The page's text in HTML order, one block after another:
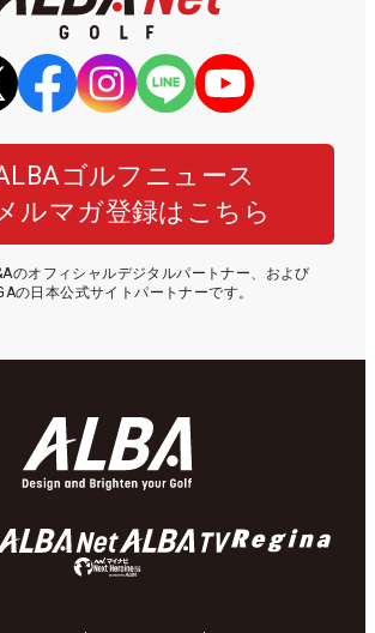
ゴルフニュース
ルマガ登録はこちら
のオフィシャルデジタルパートナー、および
の日本公式サイトパートナーです。